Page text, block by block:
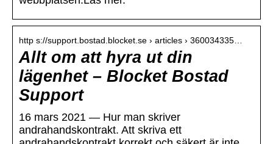
http s://support.bostad.blocket.se › articles › 360034335…
Allt om att hyra ut din
lägenhet – Blocket Bostad
Support
16 mars 2021 — Hur man skriver
andrahandskontrakt. Att skriva ett